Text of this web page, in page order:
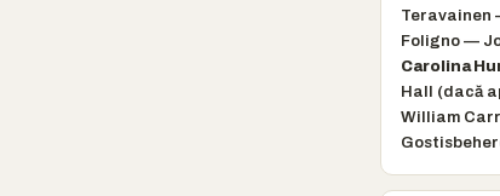
Teravainen
Foligno —
Carolina
Hall (dacă
William